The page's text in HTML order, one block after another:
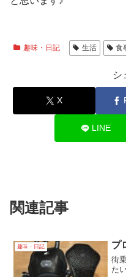
趣味・日記 生活 食
シ
X
LINE
関連記事
趣味・日記 プ
街
た